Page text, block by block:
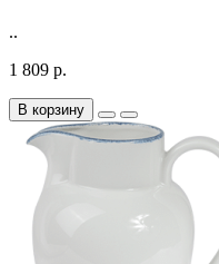
..
1 809 р.
В корзину